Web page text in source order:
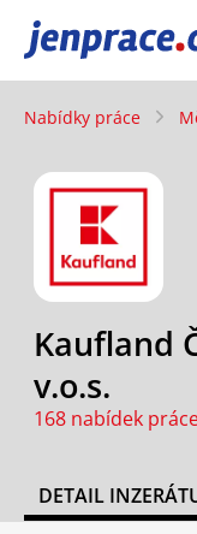
JenPráce.cz
Nabídky práce
Kaufland
v.o.s.
168 nabídek
DETAIL